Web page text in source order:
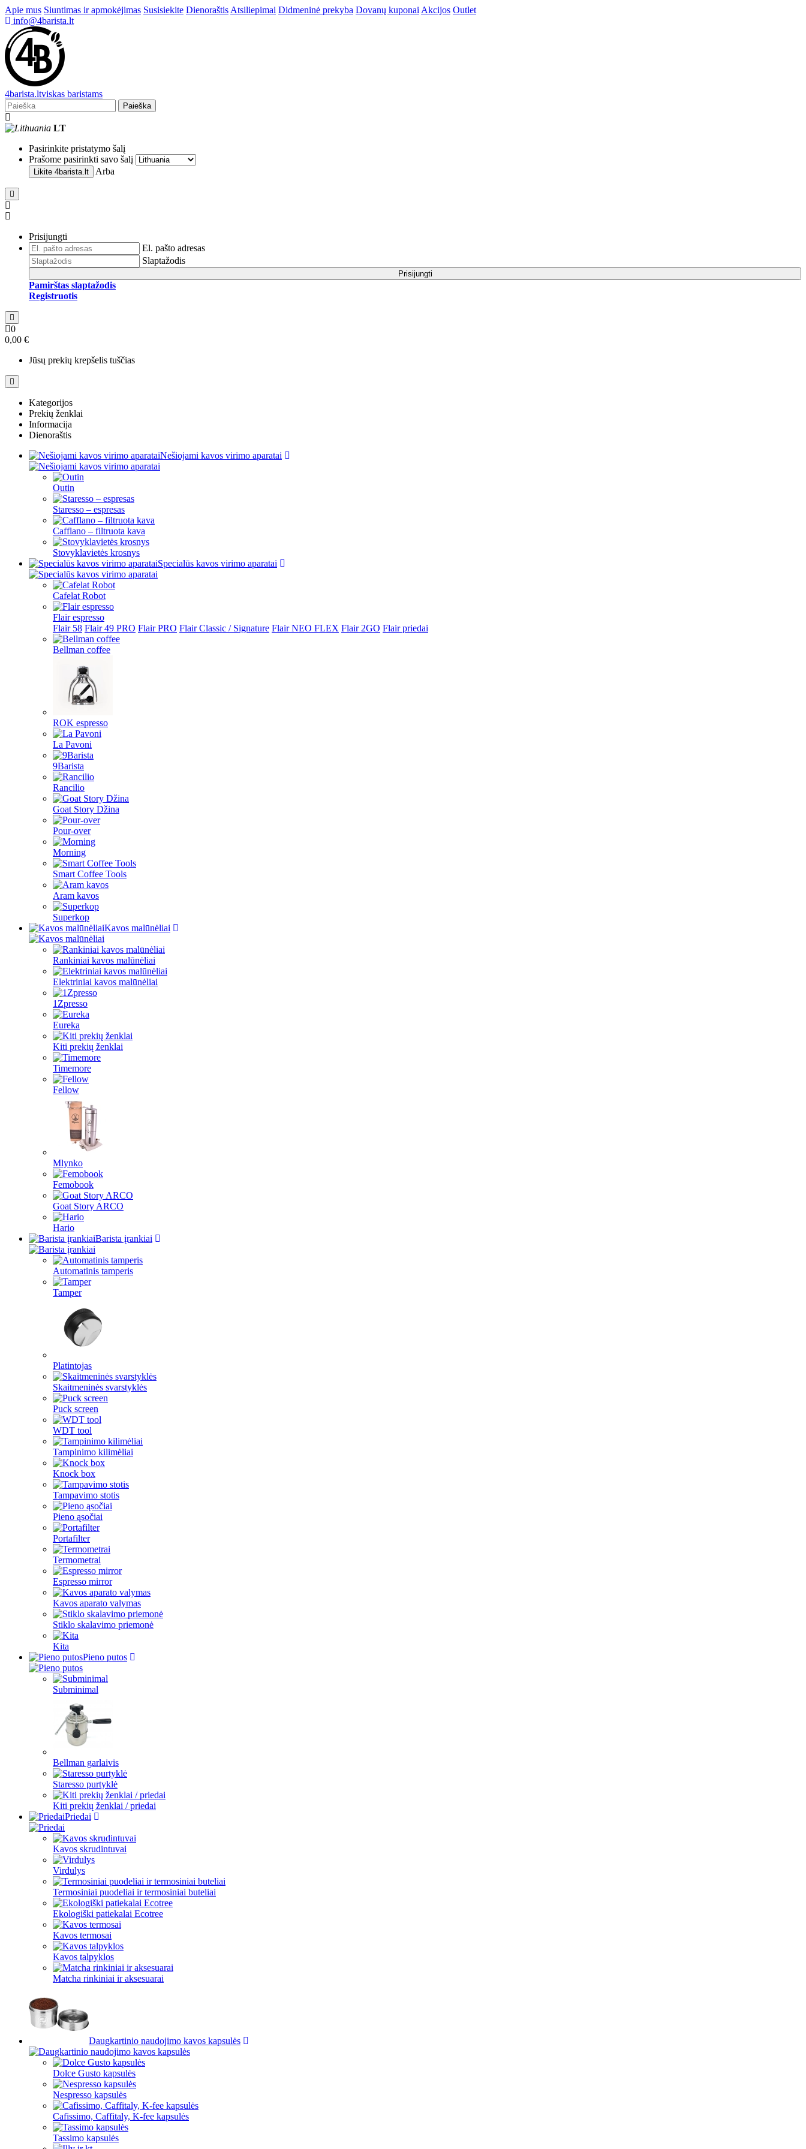
Apie mus Siuntimas ir apmokėjimas Susisiekite Dienoraštis Atsiliepimai Didmeninė prekyba Dovanų kuponai Akcijos Outlet
info@4barista.lt
4barista.ltviskas baristams
Paieška
LT
Pasirinkite pristatymo šalį
Prašome pasirinkti savo šalį
Likite 4barista.lt Arba
Prisijungti
El. pašto adresas
Slaptažodis
Prisijungti
Pamirštas slaptažodis
Registruotis
0
0,00 €
Jūsų prekių krepšelis tuščias
Kategorijos
Prekių ženklai
Informacija
Dienoraštis
Nešiojami kavos virimo aparatai
Outin
Staresso – espresas
Cafflano – filtruota kava
Stovyklavietės krosnys
Specialūs kavos virimo aparatai
Cafelat Robot
Flair espresso
Flair 58 Flair 49 PRO Flair PRO Flair Classic / Signature Flair NEO FLEX Flair 2GO Flair priedai
Bellman coffee
ROK espresso
La Pavoni
9Barista
Rancilio
Goat Story Džina
Pour-over
Morning
Smart Coffee Tools
Aram kavos
Superkop
Kavos malūnėliai
Rankiniai kavos malūnėliai
Elektriniai kavos malūnėliai
1Zpresso
Eureka
Kiti prekių ženklai
Timemore
Fellow
Mlynko
Femobook
Goat Story ARCO
Hario
Barista įrankiai
Automatinis tamperis
Tamper
Platintojas
Skaitmeninės svarstyklės
Puck screen
WDT tool
Tampinimo kilimėliai
Knock box
Tampavimo stotis
Pieno ąsočiai
Portafilter
Termometrai
Espresso mirror
Kavos aparato valymas
Stiklo skalavimo priemonė
Kita
Pieno putos
Subminimal
Bellman garlaivis
Staresso purtyklė
Kiti prekių ženklai / priedai
Priedai
Kavos skrudintuvai
Virdulys
Termosiniai puodeliai ir termosiniai buteliai
Ekologiški patiekalai Ecotree
Kavos termosai
Kavos talpyklos
Matcha rinkiniai ir aksesuarai
Daugkartinio naudojimo kavos kapsulės
Dolce Gusto kapsulės
Nespresso kapsulės
Cafissimo, Caffitaly, K-fee kapsulės
Tassimo kapsulės